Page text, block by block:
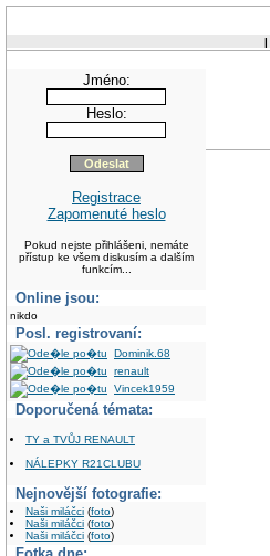
|
Jméno:
Heslo:
Registrace
Zapomenuté heslo
Pokud nejste přihlášeni, nemáte
přístup ke všem diskusím a dalším
funkcím...
Online jsou:
nikdo
Posl. registrovaní:
Dominik.68
renault
Vincek1959
Doporučená témata:
TY a TVŮJ RENAULT
NÁLEPKY R21CLUBU
Nejnovější fotografie:
Naši miláčci (foto)
Naši miláčci (foto)
Naši miláčci (foto)